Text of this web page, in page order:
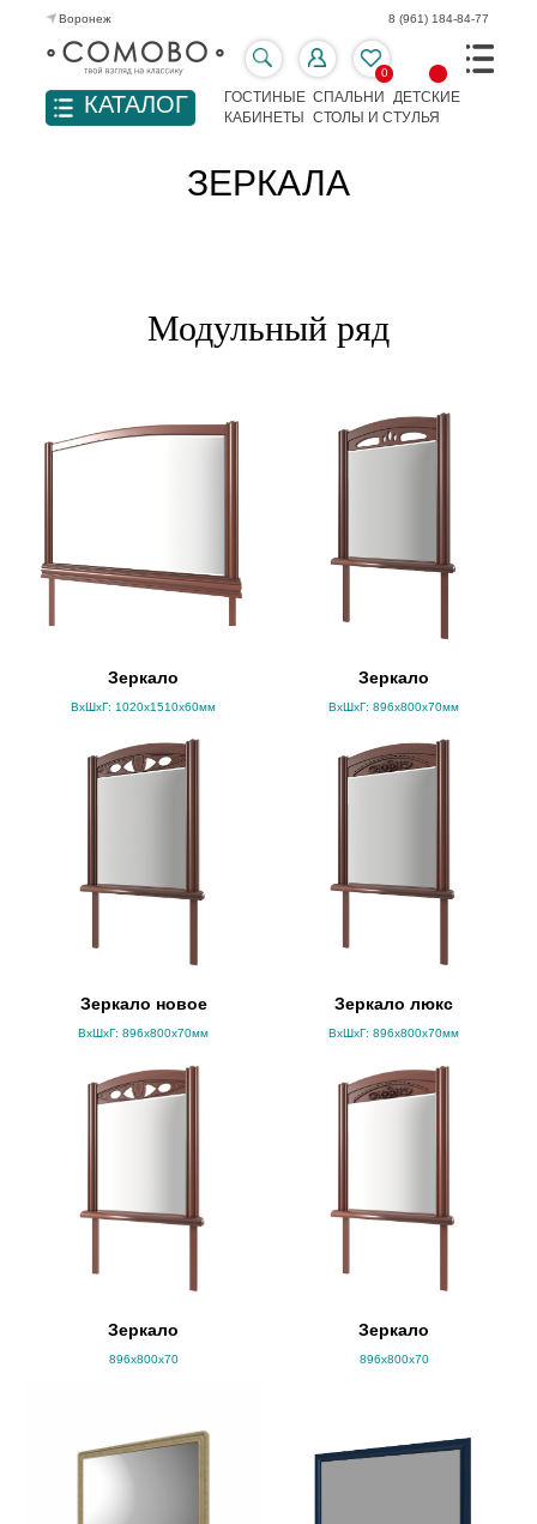
Воронеж 8 (961) 184-84-77
ГОСТИНЫЕ СПАЛЬНИ
ДЕТСКИЕ
КАБИНЕТЫ
СТОЛЫ И СТУЛЬЯ
КАТАЛОГ
0
ЗЕРКАЛА
Модульный ряд
Зеркало
ВхШхГ: 1020х1510х60мм
Зеркало
ВхШхГ: 896x800x70мм
Зеркало новое
ВхШхГ: 896x800x70мм
Зеркало люкс
ВхШхГ: 896x800x70мм
Зеркало
896x800x70
Зеркало
896x800x70